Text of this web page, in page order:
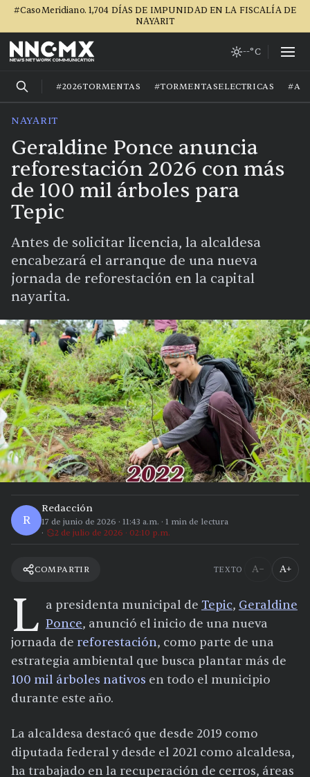
#CasoMeridiano. 1,704 DÍAS DE IMPUNIDAD EN LA FISCALÍA DE
NAYARIT
--°C
#2026TORMENTAS #TORMENTASELECTRICAS
NAYARIT
Geraldine Ponce anuncia
reforestación 2026 con más
de 100 mil árboles para
Tepic
Antes de solicitar licencia, la alcaldesa
encabezará el arranque de una nueva
jornada de reforestación en la capital
nayarita.
R
Redacción
17 de junio de 2026 · 11:43 a.m. · 1 min de lectura
2 de julio de 2026 · 02:10 p.m.
COMPARTIR TEXTO A− A+
L a presidenta municipal de Tepic, Geraldine
Ponce, anunció el inicio de una nueva
jornada de reforestación, como parte de una
estrategia ambiental que busca plantar más de
100 mil árboles nativos en todo el municipio
durante este año.
La alcaldesa destacó que desde 2019 como
diputada federal y desde el 2021 como alcaldesa,
ha trabajado en la recuperación de cerros, áreas